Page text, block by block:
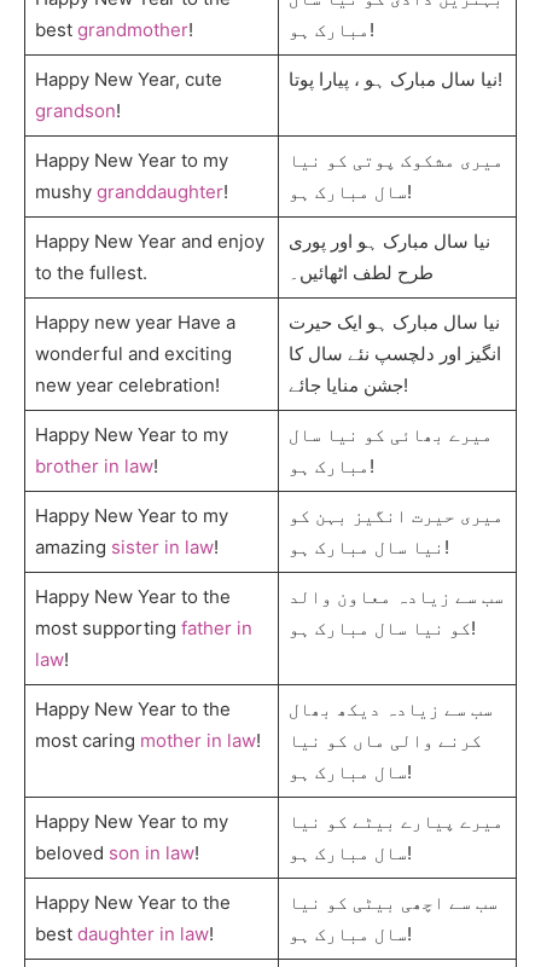
best grandmother!
مبارک ہو!
Happy New Year, cute
grandson!
نیا سال مبارک ہو ، پیارا پوتا!
Happy New Year to my
mushy granddaughter!
میری مشکوک پوتی کو نیا
سال مبارک ہو!
Happy New Year and enjoy
to the fullest.
نیا سال مبارک ہو اور پوری
طرح لطف اٹھائیں۔
Happy new year Have a
wonderful and exciting
new year celebration!
نیا سال مبارک ہو ایک حیرت
انگیز اور دلچسپ نئے سال کا
جشن منایا جائے!
Happy New Year to my
brother in law!
میرے بھائی کو نیا سال
مبارک ہو!
Happy New Year to my
amazing sister in law!
میری حیرت انگیز بہن کو
نیا سال مبارک ہو!
Happy New Year to the
most supporting father in
law!
سب سے زیادہ معاون والد
کو نیا سال مبارک ہو!
Happy New Year to the
most caring mother in law!
سب سے زیادہ دیکھ بھال
کرنے والی ماں کو نیا
سال مبارک ہو!
Happy New Year to my
beloved son in law!
میرے پیارے بیٹے کو نیا
سال مبارک ہو!
Happy New Year to the
best daughter in law!
سب سے اچھی بیٹی کو نیا
سال مبارک ہو!